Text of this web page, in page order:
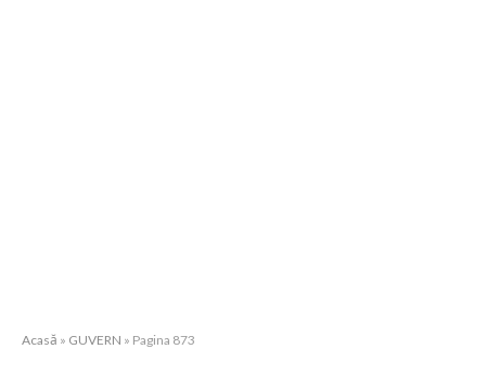
Acasă » GUVERN » Pagina 873